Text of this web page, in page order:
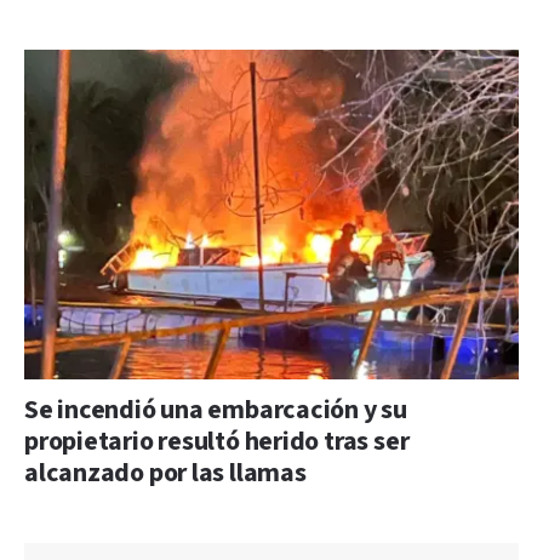
Se incendió una embarcación y su
propietario resultó herido tras ser
alcanzado por las llamas